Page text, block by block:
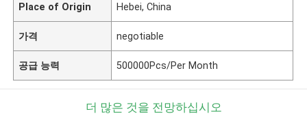
Place of Origin Hebei, China
가격 negotiable
공급 능력 500000Pcs/Per Month
더 많은 것을 전망하십시오